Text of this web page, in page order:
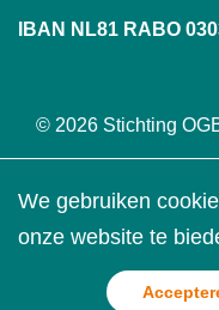
IBAN NL81 RABO
© 2026 Stichting
We gebruiken
onze website te